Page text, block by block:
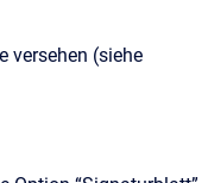
versehen (siehe